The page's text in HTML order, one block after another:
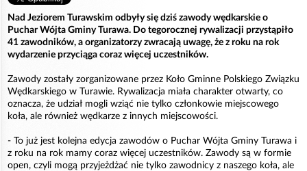
Nad Jeziorem Turawskim odbyły się dziś zawody wędkarskie o
Puchar Wójta Gminy Turawa. Do tegorocznej rywalizacji przystąpiło
41 zawodników, a organizatorzy zwracają uwagę, że z roku na rok
wydarzenie przyciąga coraz więcej uczestników.
Zawody zostały zorganizowane przez Koło Gminne Polskiego Związku
Wędkarskiego w Turawie. Rywalizacja miała charakter otwarty, co
oznacza, że udział mogli wziąć nie tylko członkowie miejscowego
koła, ale również wędkarze z innych miejscowości.
- To już jest kolejna edycja zawodów o Puchar Wójta Gminy Turawa i
z roku na rok mamy coraz więcej uczestników. Zawody są w formie
open, czyli mogą przyjeżdżać nie tylko zawodnicy z naszego koła, ale